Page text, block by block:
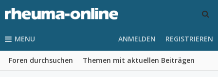
MENU
Foren durchsuchen Themen mit aktuellen Beiträgen
ANMELDEN REGISTRIEREN